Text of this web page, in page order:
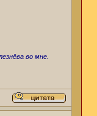
во мне.